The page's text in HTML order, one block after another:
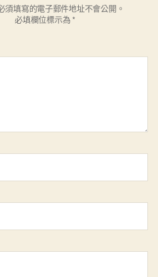
須填寫的電子郵件地址不會公開。
必填欄位標示為 *